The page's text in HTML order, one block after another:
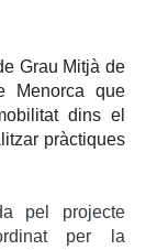
Grau Mitjà de
Menorca que
dins el
pràctiques
pel projecte
per la